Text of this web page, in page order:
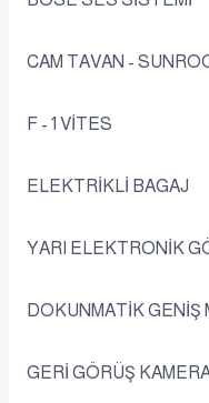
CAM TAVAN -
F - 1 VİTES
ELEKTRİKLİ BAGAJ
YARI ELEKTRONİK
DOKUNMATİK GENİŞ
GERİ GÖRÜŞ